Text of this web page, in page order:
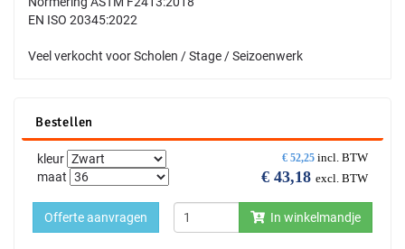
EN ISO 20345:2022
Veel verkocht voor Scholen / Stage / Seizoenwerk
Bestellen
€ 52,25 incl. BTW
€ 43,18 excl. BTW
kleur
maat
In winkelmandje
Offerte aanvragen